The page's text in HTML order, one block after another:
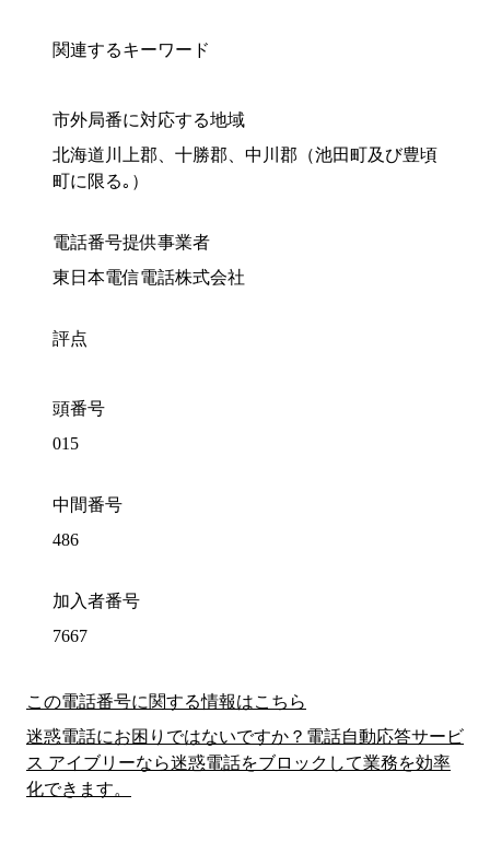
関連するキーワード
市外局番に対応する地域
北海道川上郡、十勝郡、中川郡（池田町及び豊頃
町に限る｡）
電話番号提供事業者
東日本電信電話株式会社
評点
頭番号
015
中間番号
486
加入者番号
7667
この電話番号に関する情報はこちら
迷惑電話にお困りではないですか？電話自動応答サービ
ス アイブリーなら迷惑電話をブロックして業務を効率
化できます。